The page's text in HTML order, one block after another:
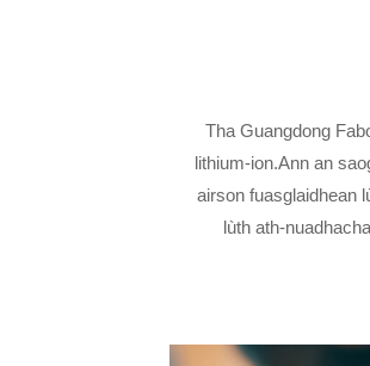
Tha Guangdong
lithium-ion.Ann an
airson fuasglaidhean
lùth ath-